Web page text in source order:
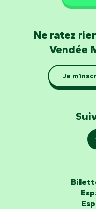
Ne ratez
Vendée
Je